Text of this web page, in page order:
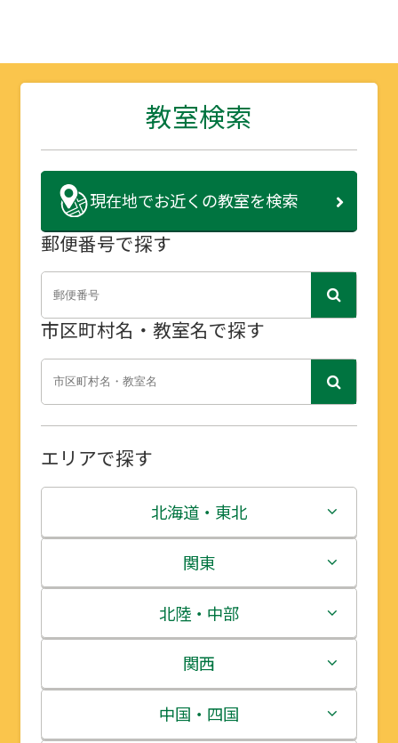
教室検索
現在地でお近くの教室を検索
郵便番号で探す
市区町村名・教室名で探す
エリアで探す
北海道・東北
北海道
青森県
岩手県
宮城県
関東
茨城県
栃木県
群馬県
北陸・中部
新潟県
富山県
関西
三重県
中国・四国